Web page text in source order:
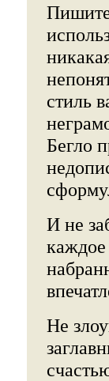
стиль
Бегло
И не
Не